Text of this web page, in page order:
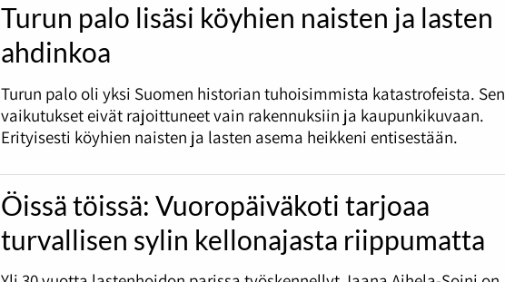
Turun palo lisäsi köyhien naisten ja lasten
ahdinkoa
Turun palo oli yksi Suomen historian tuhoisimmista katastrofeista. Sen
vaikutukset eivät rajoittuneet vain rakennuksiin ja kaupunkikuvaan.
Erityisesti köyhien naisten ja lasten asema heikkeni entisestään.
Öissä töissä: Vuoropäiväkoti tarjoaa
turvallisen sylin kellonajasta riippumatta